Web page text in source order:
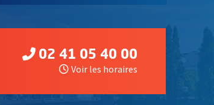
02 41 05 40 00
Voir les horaires